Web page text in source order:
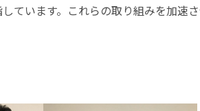
ています。これらの取り組みを加速